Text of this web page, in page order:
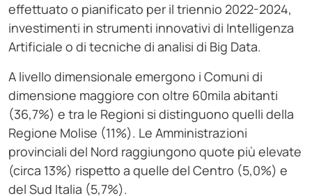
effettuato o pianificato per il triennio 2022-2024,
investimenti in strumenti innovativi di Intelligenza
Artificiale o di tecniche di analisi di Big Data.
A livello dimensionale emergono i Comuni di
dimensione maggiore con oltre 60mila abitanti
(36,7%) e tra le Regioni si distinguono quelli della
Regione Molise (11%). Le Amministrazioni
provinciali del Nord raggiungono quote più elevate
(circa 13%) rispetto a quelle del Centro (5,0%) e
del Sud Italia (5,7%).